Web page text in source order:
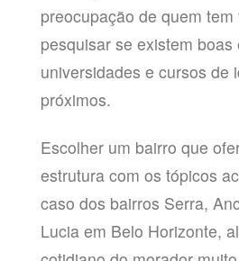
preocupação de quem tem
pesquisar se existem boas
universidades e cursos de
próximos.
Escolher um bairro que
estrutura com os tópicos
caso dos bairros Serra,
Lucia em Belo Horizonte,